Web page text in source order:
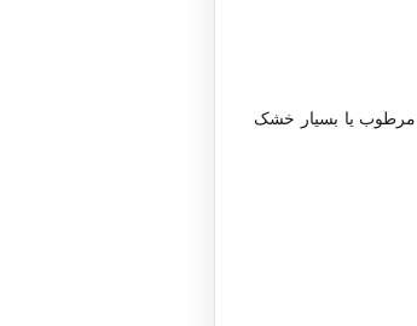
مرطوب یا بسیار خشک